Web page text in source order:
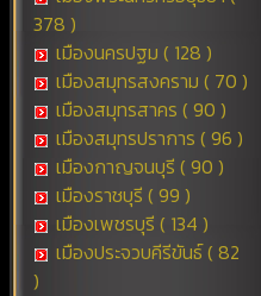
378 )
เมืองนครปฐม ( 128 )
เมืองสมุทรสงคราม ( 70 )
เมืองสมุทรสาคร ( 90 )
เมืองสมุทรปราการ ( 96 )
เมืองกาญจนบุรี ( 90 )
เมืองราชบุรี ( 99 )
เมืองเพชรบุรี ( 134 )
เมืองประจวบคีรีขันธ์ ( 82
)